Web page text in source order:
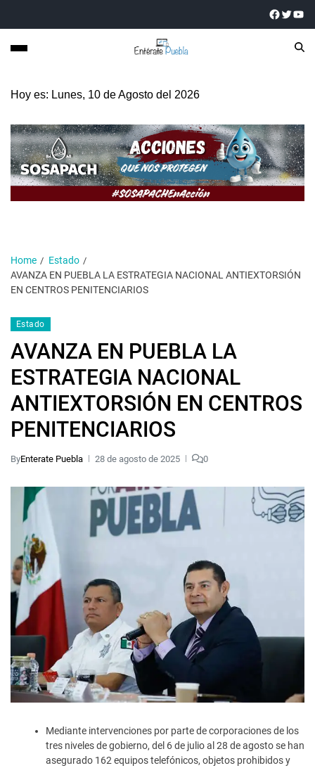
Hoy es: Lunes, 10 de Agosto del 2026
Home
Estado
AVANZA EN PUEBLA LA ESTRATEGIA NACIONAL ANTIEXTORSIÓN
EN CENTROS PENITENCIARIOS
Estado
AVANZA EN PUEBLA LA
ESTRATEGIA NACIONAL
ANTIEXTORSIÓN EN CENTROS
PENITENCIARIOS
ByEnterate Puebla 28 de agosto de 2025 0
Mediante intervenciones por parte de corporaciones de los
tres niveles de gobierno, del 6 de julio al 28 de agosto se han
asegurado 162 equipos telefónicos, objetos prohibidos y